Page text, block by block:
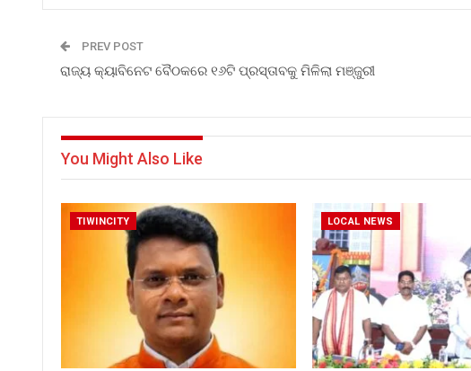
PREV POST
ରାଜ୍ୟ କ୍ୟାବିନେଟ ବୈଠକରେ ୧୬ଟି ପ୍ରସ୍ତାବକୁ ମିଳିଲା ମଞ୍ଜୁରୀ
You Might Also Like
TIWINCITY LOCAL NEWS